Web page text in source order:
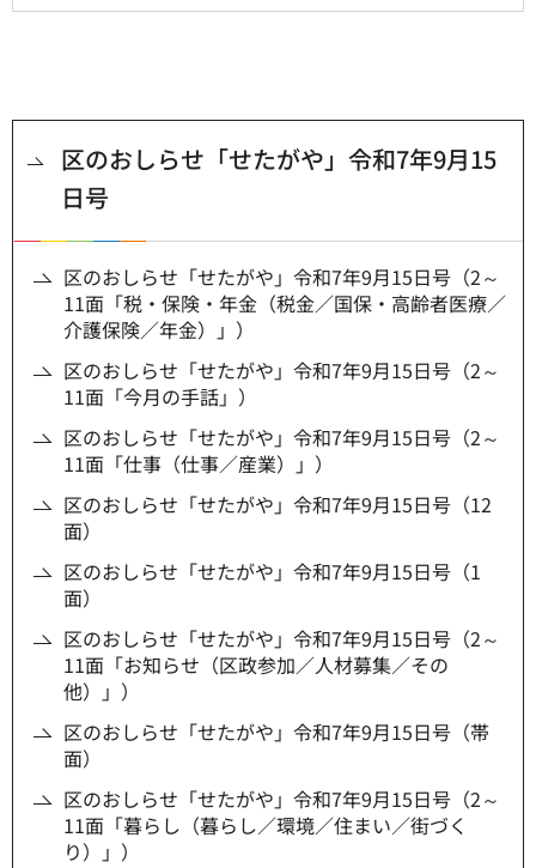
区のおしらせ「せたがや」令和7年9月15
日号
区のおしらせ「せたがや」令和7年9月15日号（2～
11面「税・保険・年金（税金／国保・高齢者医療／
介護保険／年金）」）
区のおしらせ「せたがや」令和7年9月15日号（2～
11面「今月の手話」）
区のおしらせ「せたがや」令和7年9月15日号（2～
11面「仕事（仕事／産業）」）
区のおしらせ「せたがや」令和7年9月15日号（12
面）
区のおしらせ「せたがや」令和7年9月15日号（1
面）
区のおしらせ「せたがや」令和7年9月15日号（2～
11面「お知らせ（区政参加／人材募集／その
他）」）
区のおしらせ「せたがや」令和7年9月15日号（帯
面）
区のおしらせ「せたがや」令和7年9月15日号（2～
11面「暮らし（暮らし／環境／住まい／街づく
り）」）